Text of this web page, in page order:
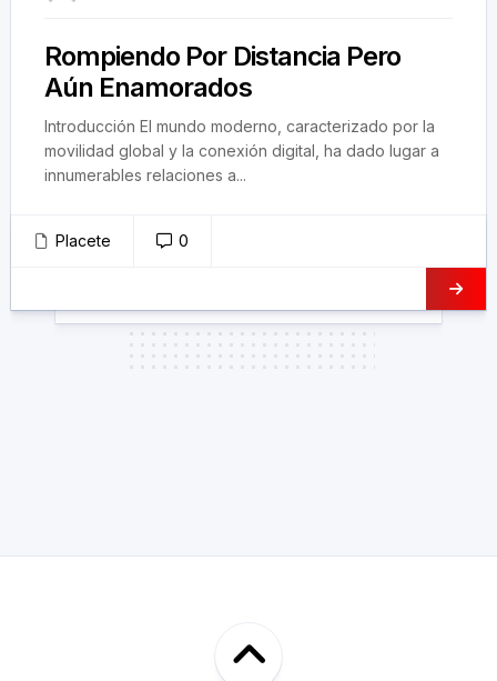
Rompiendo Por Distancia Pero
Aún Enamorados
Introducción El mundo moderno, caracterizado por la
movilidad global y la conexión digital, ha dado lugar a
innumerables relaciones a...
Placete 0